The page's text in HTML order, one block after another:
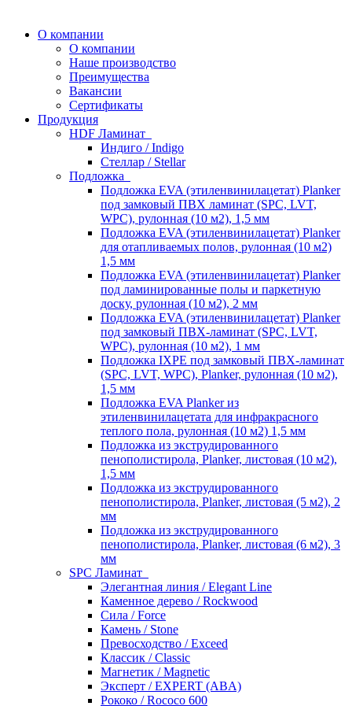
О компании
О компании
Наше производство
Преимущества
Вакансии
Сертификаты
Продукция
HDF Ламинат
Индиго / Indigo
Стеллар / Stellar
Подложка
Подложка EVA (этиленвинилацетат) Planker
под замковый ПВХ ламинат (SPC, LVT,
WPC), рулонная (10 м2), 1,5 мм
Подложка EVA (этиленвинилацетат) Planker
для отапливаемых полов, рулонная (10 м2)
1,5 мм
Подложка EVA (этиленвинилацетат) Planker
под ламинированные полы и паркетную
доску, рулонная (10 м2), 2 мм
Подложка EVA (этиленвинилацетат) Planker
под замковый ПВХ-ламинат (SPC, LVT,
WPC), рулонная (10 м2), 1 мм
Подложка IXPE под замковый ПВХ-ламинат
(SPC, LVT, WPC), Planker, рулонная (10 м2),
1,5 мм
Подложка EVA Planker из
этиленвинилацетата для инфракрасного
теплого пола, рулонная (10 м2) 1,5 мм
Подложка из экструдированного
пенополистирола, Planker, листовая (10 м2),
1,5 мм
Подложка из экструдированного
пенополистирола, Planker, листовая (5 м2), 2
мм
Подложка из экструдированного
пенополистирола, Planker, листовая (6 м2), 3
мм
SPC Ламинат
Элегантная линия / Elegant Line
Каменное дерево / Rockwood
Сила / Force
Камень / Stone
Превосходство / Exceed
Классик / Classic
Магнетик / Magnetic
Эксперт / EXPERT (ABA)
Рококо / Rococo 600